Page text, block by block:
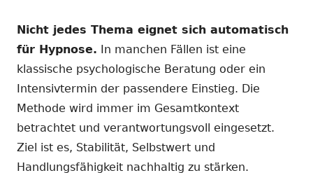
Nicht jedes Thema eignet sich automatisch
für Hypnose. In manchen Fällen ist eine
klassische psychologische Beratung oder ein
Intensivtermin der passendere Einstieg. Die
Methode wird immer im Gesamtkontext
betrachtet und verantwortungsvoll eingesetzt.
Ziel ist es, Stabilität, Selbstwert und
Handlungsfähigkeit nachhaltig zu stärken.